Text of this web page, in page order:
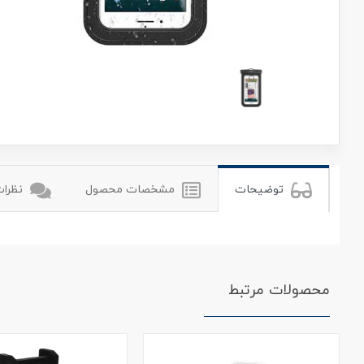
توضیحات مشخصات محصول
محصولات مرتبط